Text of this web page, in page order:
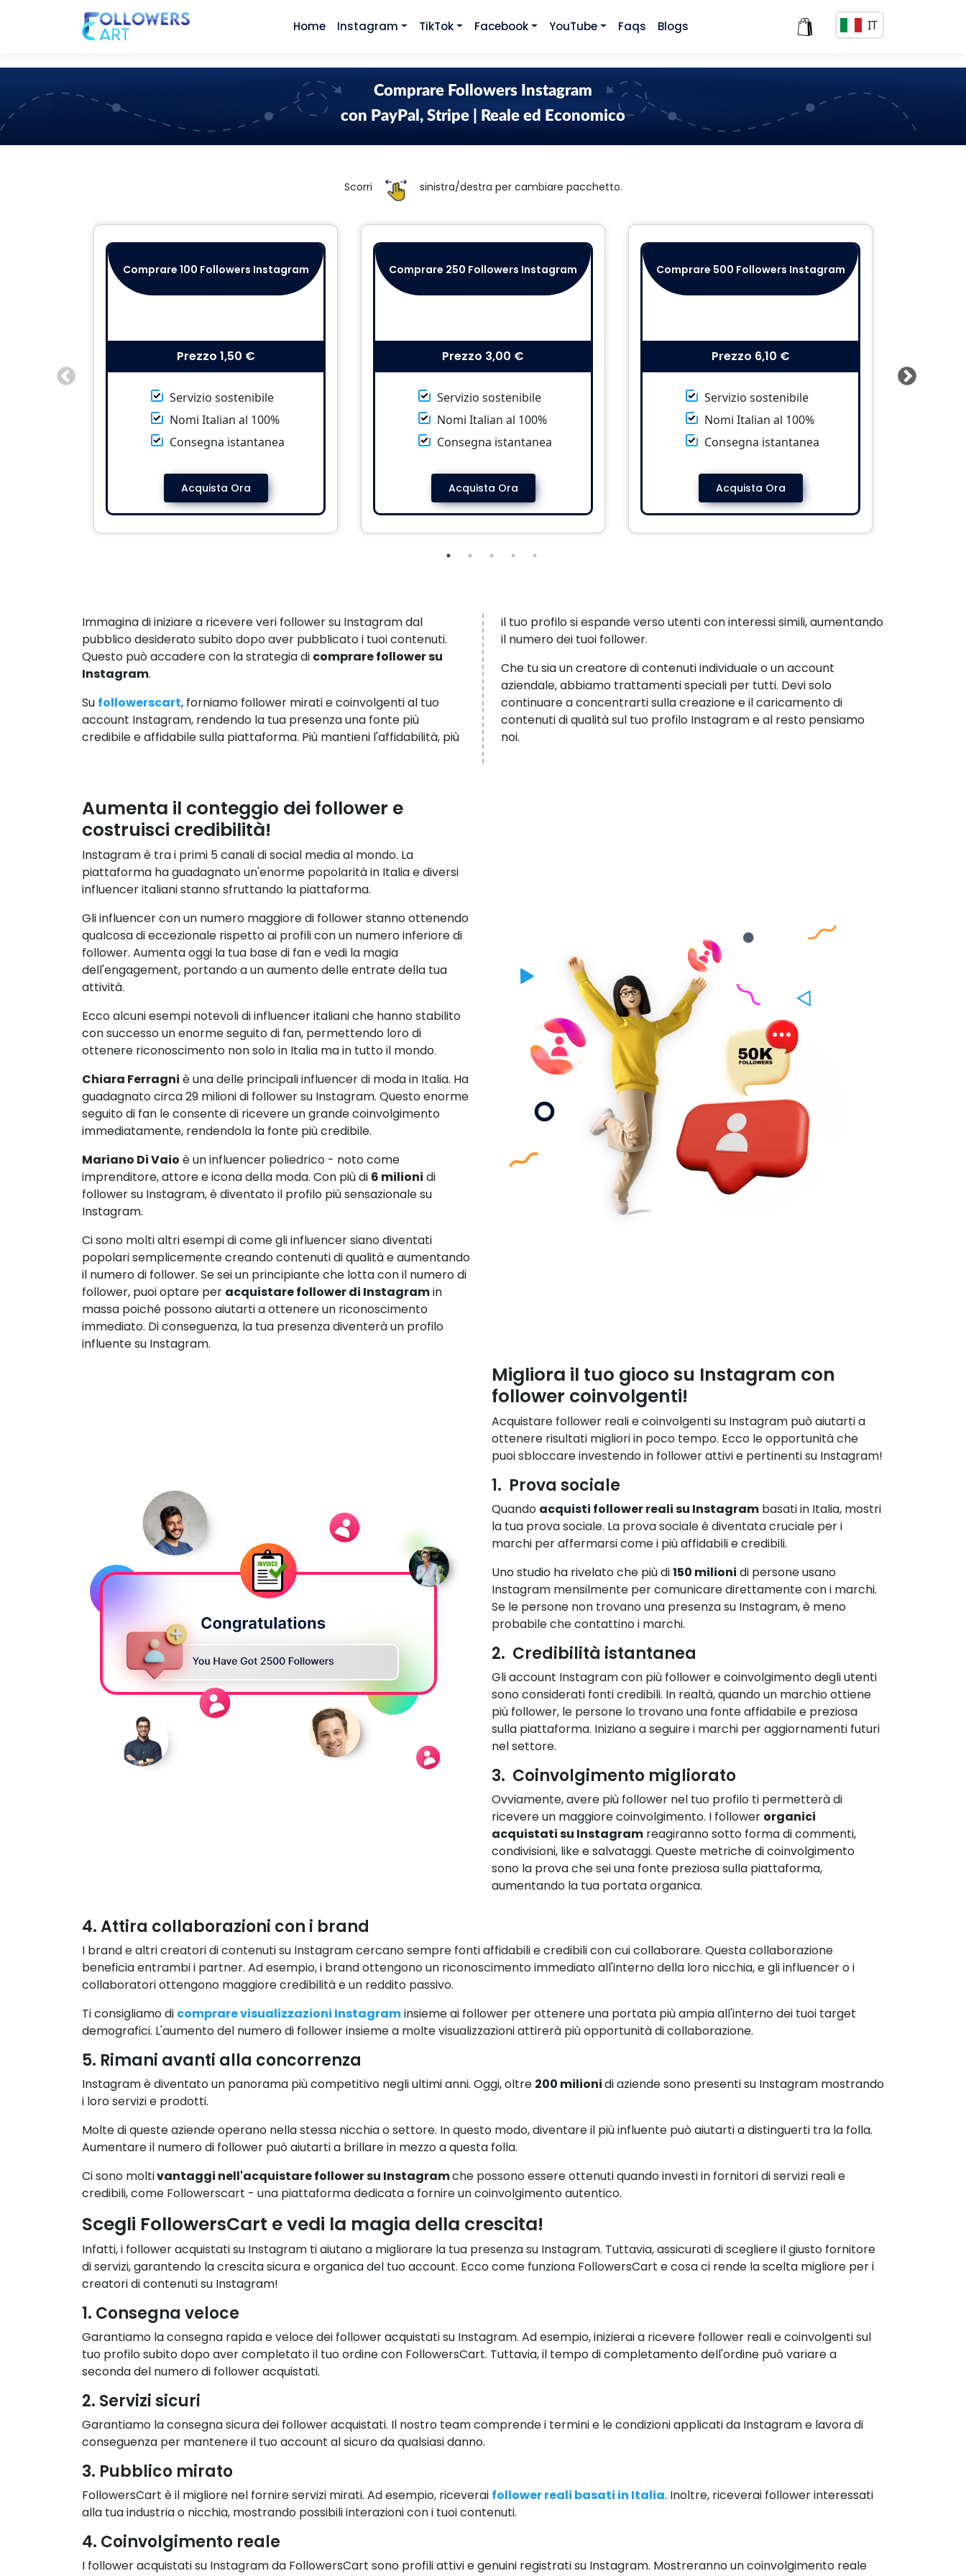
Home Instagram TikTok Facebook YouTube Faqs Blogs IT
Comprare Followers Instagram
con PayPal, Stripe | Reale ed Economico
Scorri sinistra/destra per cambiare pacchetto.
Comprare 100 Followers Instagram
Prezzo 1,50 €
Servizio sostenibile
Nomi Italian al 100%
Consegna istantanea
Acquista Ora
Comprare 250 Followers Instagram
Prezzo 3,00 €
Servizio sostenibile
Nomi Italian al 100%
Consegna istantanea
Acquista Ora
Comprare 500 Followers Instagram
Prezzo 6,10 €
Servizio sostenibile
Nomi Italian al 100%
Consegna istantanea
Acquista Ora
Immagina di iniziare a ricevere veri follower su Instagram dal
pubblico desiderato subito dopo aver pubblicato i tuoi contenuti.
Questo può accadere con la strategia di comprare follower su
Instagram.
Su followerscart, forniamo follower mirati e coinvolgenti al tuo
account Instagram, rendendo la tua presenza una fonte più
credibile e affidabile sulla piattaforma. Più mantieni l'affidabilità, più
il tuo profilo si espande verso utenti con interessi simili, aumentando
il numero dei tuoi follower.
Che tu sia un creatore di contenuti individuale o un account
aziendale, abbiamo trattamenti speciali per tutti. Devi solo
continuare a concentrarti sulla creazione e il caricamento di
contenuti di qualità sul tuo profilo Instagram e al resto pensiamo
noi.
Aumenta il conteggio dei follower e
costruisci credibilità!
Instagram è tra i primi 5 canali di social media al mondo. La
piattaforma ha guadagnato un'enorme popolarità in Italia e diversi
influencer italiani stanno sfruttando la piattaforma.
Gli influencer con un numero maggiore di follower stanno ottenendo
qualcosa di eccezionale rispetto ai profili con un numero inferiore di
follower. Aumenta oggi la tua base di fan e vedi la magia
dell'engagement, portando a un aumento delle entrate della tua
attività.
Ecco alcuni esempi notevoli di influencer italiani che hanno stabilito
con successo un enorme seguito di fan, permettendo loro di
ottenere riconoscimento non solo in Italia ma in tutto il mondo.
Chiara Ferragni è una delle principali influencer di moda in Italia. Ha
guadagnato circa 29 milioni di follower su Instagram. Questo enorme
seguito di fan le consente di ricevere un grande coinvolgimento
immediatamente, rendendola la fonte più credibile.
Mariano Di Vaio è un influencer poliedrico - noto come
imprenditore, attore e icona della moda. Con più di 6 milioni di
follower su Instagram, è diventato il profilo più sensazionale su
Instagram.
Ci sono molti altri esempi di come gli influencer siano diventati
popolari semplicemente creando contenuti di qualità e aumentando
il numero di follower. Se sei un principiante che lotta con il numero di
follower, puoi optare per acquistare follower di Instagramin
massa poiché possono aiutarti a ottenere un riconoscimento
immediato. Di conseguenza, la tua presenza diventerà un profilo
influente su Instagram.
Migliora il tuo gioco su Instagram con
follower coinvolgenti!
Acquistare follower reali e coinvolgenti su Instagram può aiutarti a
ottenere risultati migliori in poco tempo. Ecco le opportunità che
puoi sbloccare investendo in follower attivi e pertinenti su Instagram!
1. Prova sociale
Quando acquisti follower reali su Instagram basati in Italia, mostri
la tua prova sociale. La prova sociale è diventata cruciale per i
marchi per affermarsi come i più affidabili e credibili.
Uno studio ha rivelato che più di150 milioni di persone usano
Instagram mensilmente per comunicare direttamente con i marchi.
Se le persone non trovano una presenza su Instagram, è meno
probabile che contattino i marchi.
2. Credibilità istantanea
Gli account Instagram con più follower e coinvolgimento degli utenti
sono considerati fonti credibili. In realtà, quando un marchio ottiene
più follower, le persone lo trovano una fonte affidabile e preziosa
sulla piattaforma. Iniziano a seguire i marchi per aggiornamenti futuri
nel settore.
3. Coinvolgimento migliorato
Ovviamente, avere più follower nel tuo profilo ti permetterà di
ricevere un maggiore coinvolgimento. I follower organici
acquistati su Instagram reagiranno sotto forma di commenti,
condivisioni, like e salvataggi. Queste metriche di coinvolgimento
sono la prova che sei una fonte preziosa sulla piattaforma,
aumentando la tua portata organica.
4. Attira collaborazioni con i brand
I brand e altri creatori di contenuti su Instagram cercano sempre fonti affidabili e credibili con cui collaborare. Questa collaborazione
beneficia entrambi i partner. Ad esempio, i brand ottengono un riconoscimento immediato all'interno della loro nicchia, e gli influencer o i
collaboratori ottengono maggiore credibilità e un reddito passivo.
Ti consigliamo di comprare visualizzazioni Instagraminsieme ai follower per ottenere una portata più ampia all'interno dei tuoi target
demografici. L'aumento del numero di follower insieme a molte visualizzazioni attirerà più opportunità di collaborazione.
5. Rimani avanti alla concorrenza
Instagram è diventato un panorama più competitivo negli ultimi anni. Oggi, oltre 200 milionidi aziende sono presenti su Instagram mostrando
i loro servizi e prodotti.
Molte di queste aziende operano nella stessa nicchia o settore. In questo modo, diventare il più influente può aiutarti a distinguerti tra la folla.
Aumentare il numero di follower può aiutarti a brillare in mezzo a questa folla.
Ci sono moltivantaggi nell'acquistare follower su Instagramche possono essere ottenuti quando investi in fornitori di servizi reali e
credibili, come Followerscart - una piattaforma dedicata a fornire un coinvolgimento autentico.
Scegli FollowersCart e vedi la magia della crescita!
Infatti, i follower acquistati su Instagram ti aiutano a migliorare la tua presenza su Instagram. Tuttavia, assicurati di scegliere il giusto fornitore
di servizi, garantendo la crescita sicura e organica del tuo account. Ecco come funziona FollowersCart e cosa ci rende la scelta migliore per i
creatori di contenuti su Instagram!
1. Consegna veloce
Garantiamo la consegna rapida e veloce dei follower acquistati su Instagram. Ad esempio, inizierai a ricevere follower reali e coinvolgenti sul
tuo profilo subito dopo aver completato il tuo ordine con FollowersCart. Tuttavia, il tempo di completamento dell'ordine può variare a
seconda del numero di follower acquistati.
2. Servizi sicuri
Garantiamo la consegna sicura dei follower acquistati. Il nostro team comprende i termini e le condizioni applicati da Instagram e lavora di
conseguenza per mantenere il tuo account al sicuro da qualsiasi danno.
3. Pubblico mirato
FollowersCart è il migliore nel fornire servizi mirati. Ad esempio, riceverai follower reali basati in Italia. Inoltre, riceverai follower interessati
alla tua industria o nicchia, mostrando possibili interazioni con i tuoi contenuti.
4. Coinvolgimento reale
I follower acquistati su Instagram da FollowersCart sono profili attivi e genuini registrati su Instagram. Mostreranno un coinvolgimento reale